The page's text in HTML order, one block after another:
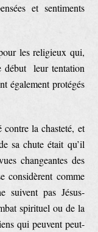
et sentiments
les religieux qui,
début leur tentation
également protégés
la chasteté, et
sa chute était qu’il
changeantes des
considèrent comme
suivent pas Jésus-
spirituel ou de la
qui peuvent peut-